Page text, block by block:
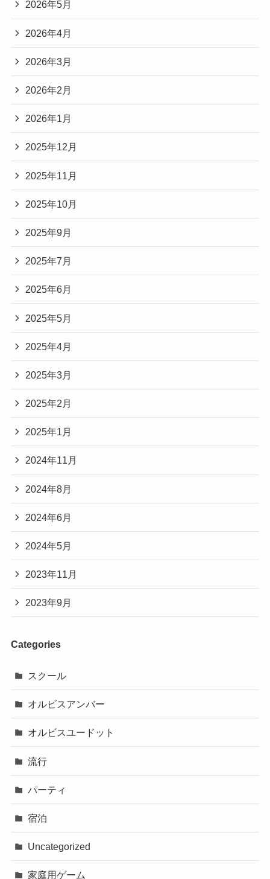
2026年5月
2026年4月
2026年3月
2026年2月
2026年1月
2025年12月
2025年11月
2025年10月
2025年9月
2025年7月
2025年6月
2025年5月
2025年4月
2025年3月
2025年2月
2025年1月
2024年11月
2024年8月
2024年6月
2024年5月
2023年11月
2023年9月
Categories
スクール
オルビスアンバー
オルビスユードット
流行
パーティ
宿泊
Uncategorized
家庭用ゲーム